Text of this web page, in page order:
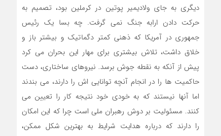
دیگری به جای ولادیمیر پوتین در کرملین بود، تصمیم به
حرکت دادن ارابه جنگ نمی گرفت. چه بسا یک رئیس
جمهوری در آمریکا که ذهنی کمتر دگماتیک و بیشتر باز و
خلاق داشت، تلاش بیشتری برای مهار این بحران می کرد
پیش از آنکه به نقطه جوش برسد. نیروهای ساختاری، دست
حاکمیت ها را در انجام آنچه توانایی اش را دارند، می بندند
اما آنها نیستند که به خودی خود نتیجه کار را تعیین می
کنند. مسئولیت بر دوش رهبران ملی است چرا که این امکان
را دارند که درباره هدایت شرایط به بهترین شکل ممکن،